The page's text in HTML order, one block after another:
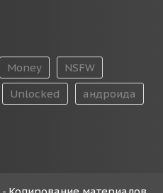
Money
NSFW
Unlocked
андроида